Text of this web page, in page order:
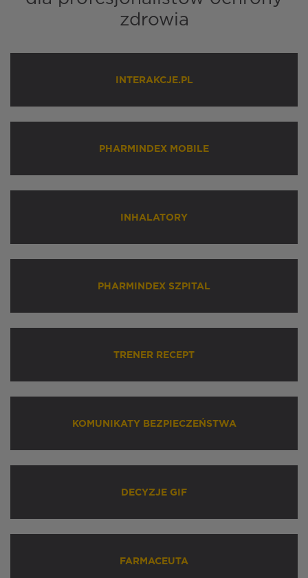
zdrowia
INTERAKCJE.PL
PHARMINDEX MOBILE
INHALATORY
PHARMINDEX SZPITAL
TRENER RECEPT
KOMUNIKATY BEZPIECZEŃSTWA
DECYZJE GIF
FARMACEUTA